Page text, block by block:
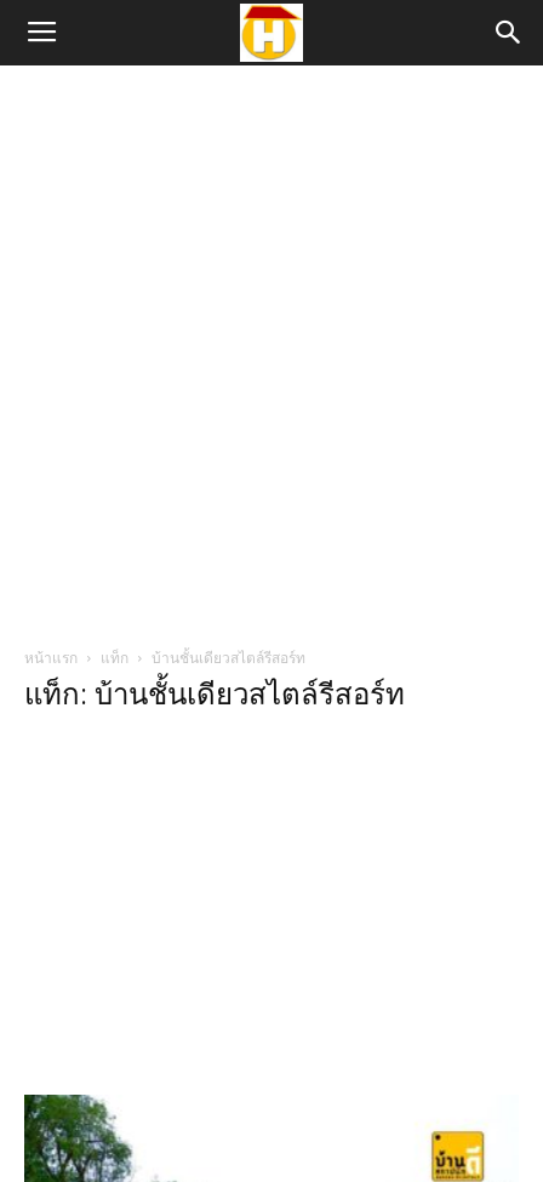
หน้าแรก แท็ก บ้านชั้นเดียวสไตล์รีสอร์ท
แท็ก: บ้านชั้นเดียวสไตล์รีสอร์ท